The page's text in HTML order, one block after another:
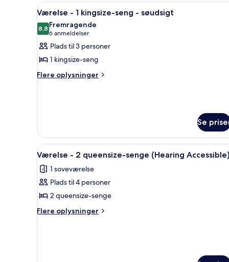
kingsize-
seng
med
sovesofa
Indlæs
alle
billeder
af
Værelse
-
1
Et hotelværelse med seng,
7
Værelse - 1 kingsize-seng - søudsigt
8,88,8 ud af 10
Fremragende
6 anmeldelser
(6
anmeldelser)
Plads til 3 personer
1 kingsize-seng
Flere oplysninger
Flere
kingsize-
seng
-
søudsigt
Se
Indlæs
alle
billeder
af
Værelse
-
Et hotelværelse med to
8
Værelse - 2 queensize-senge (Hearing Accessible)
1 soveværelse
Plads til 4 personer
2 queensize-senge
Flere oplysninger
Flere